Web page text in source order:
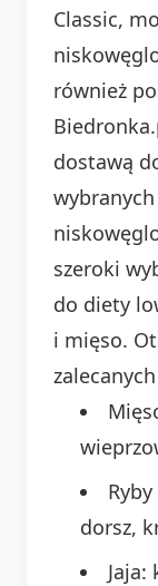
Classic,
również
dostawą
szeroki
do diety
i mięso.
dorsz,
Jaja: